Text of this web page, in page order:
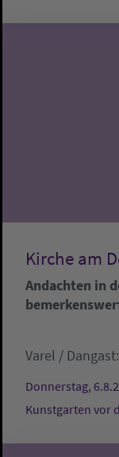
Kirche am
Andachten in
Varel / Dangast:
Donnerstag,
Kunstgarten vor